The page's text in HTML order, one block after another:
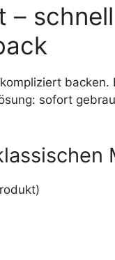
–
backen.
sofort